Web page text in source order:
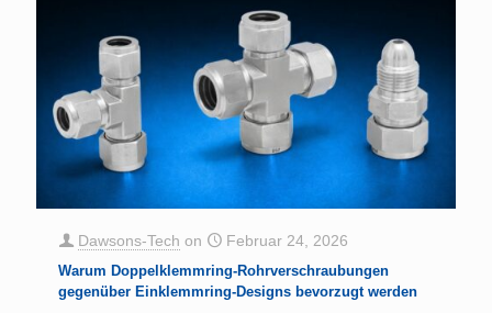
Dawsons-Tech on Februar 24, 2026
Warum Doppelklemmring-Rohrverschraubungen
gegenüber Einklemmring-Designs bevorzugt werden